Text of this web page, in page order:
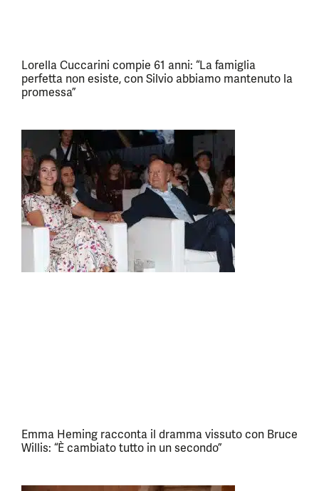
Lorella Cuccarini compie 61 anni: “La famiglia
perfetta non esiste, con Silvio abbiamo mantenuto la
promessa”
Emma Heming racconta il dramma vissuto con Bruce
Willis: “È cambiato tutto in un secondo”